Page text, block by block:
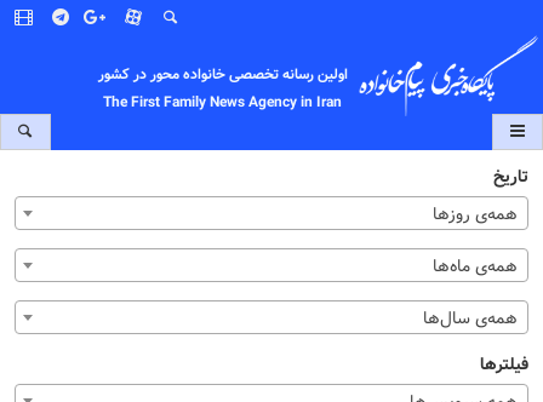
اولین رسانه تخصصی خانواده محور در کشور
The First Family News Agency in Iran
تاریخ
همه‌ی روزها
همه‌ی ماه‌ها
همه‌ی سال‌ها
فیلترها